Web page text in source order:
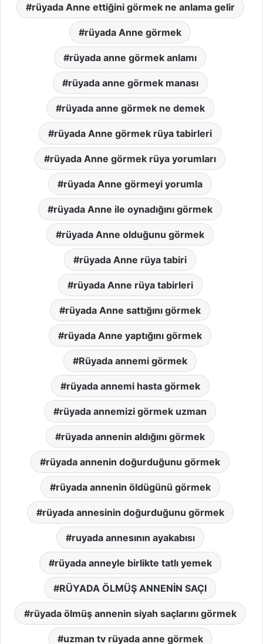
rüyada Anne ettiğini görmek ne anlama gelir
rüyada Anne görmek
rüyada anne görmek anlamı
rüyada anne görmek manası
rüyada anne görmek ne demek
rüyada Anne görmek rüya tabirleri
rüyada Anne görmek rüya yorumları
rüyada Anne görmeyi yorumla
rüyada Anne ile oynadığını görmek
rüyada Anne olduğunu görmek
rüyada Anne rüya tabiri
rüyada Anne rüya tabirleri
rüyada Anne sattığını görmek
rüyada Anne yaptığını görmek
Rüyada annemi görmek
rüyada annemi hasta görmek
rüyada annemizi görmek uzman
rüyada annenin aldığını görmek
rüyada annenin doğurduğunu görmek
rüyada annenin öldügünü görmek
rüyada annesinin doğurduğunu görmek
ruyada annesının ayakabısı
rüyada anneyle birlikte tatlı yemek
RÜYADA ÖLMÜŞ ANNENİN SAÇI
rüyada ölmüş annenin siyah saçlarını görmek
uzman tv rüyada anne görmek